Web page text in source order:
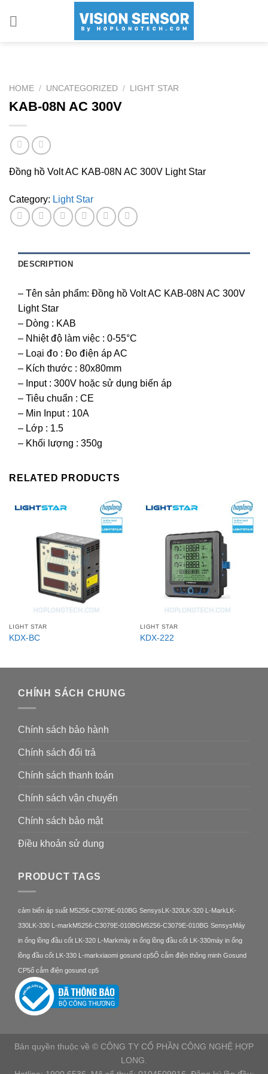
HOME / UNCATEGORIZED / LIGHT STAR
KAB-08N AC 300V
Đồng hồ Volt AC KAB-08N AC 300V Light Star
Category: Light Star
DESCRIPTION
– Tên sản phẩm: Đồng hồ Volt AC KAB-08N AC 300V
Light Star
– Dòng : KAB
– Nhiệt độ làm việc : 0-55°C
– Loại đo : Đo điện áp AC
– Kích thước : 80x80mm
– Input : 300V hoặc sử dụng biến áp
– Tiêu chuẩn : CE
– Min Input : 10A
– Lớp : 1.5
– Khối lượng : 350g
RELATED PRODUCTS
LIGHT STAR
KDX-BC
LIGHT STAR
KDX-222
CHÍNH SÁCH CHUNG
Chính sách bảo hành
Chính sách đổi trả
Chính sách thanh toán
Chính sách vận chuyển
Chính sách bảo mật
Điều khoản sử dung
PRODUCT TAGS
cảm biến áp suất M5256-C3079E-010BG SensysLK-320LK-320 L-MarkLK-
330LK-330 L-markM5256-C3079E-010BGM5256-C3079E-010BG SensysMáy
in ống lồng đầu cốt LK-320 L-Markmáy in ống lồng đầu cốt LK-330máy in ống
lồng đầu cốt LK-330 L-markxiaomi gosund cp5Ổ cắm điện thông minh Gosund
CP5ổ cắm điện gosund cp5
Bản quyền thuộc về © CÔNG TY CỔ PHẦN CÔNG NGHỆ HỢP
LONG.